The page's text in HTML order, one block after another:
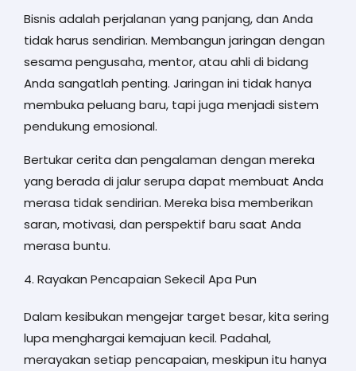
Bisnis adalah perjalanan yang panjang, dan Anda
tidak harus sendirian. Membangun jaringan dengan
sesama pengusaha, mentor, atau ahli di bidang
Anda sangatlah penting. Jaringan ini tidak hanya
membuka peluang baru, tapi juga menjadi sistem
pendukung emosional.
Bertukar cerita dan pengalaman dengan mereka
yang berada di jalur serupa dapat membuat Anda
merasa tidak sendirian. Mereka bisa memberikan
saran, motivasi, dan perspektif baru saat Anda
merasa buntu.
4. Rayakan Pencapaian Sekecil Apa Pun
Dalam kesibukan mengejar target besar, kita sering
lupa menghargai kemajuan kecil. Padahal,
merayakan setiap pencapaian, meskipun itu hanya